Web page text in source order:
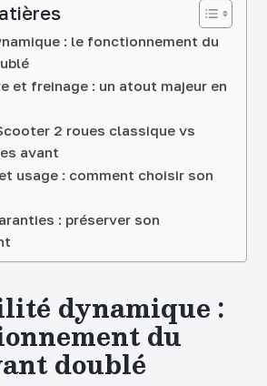
: le fonctionnement du
et freinage : un atout majeur en
2 roues classique vs
avant
usage : comment choisir son
: préserver son
dynamique :
du
doublé